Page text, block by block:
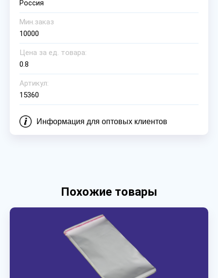
Россия
Мин.заказ
10000
Цена за ед. товара:
0.8
Артикул:
15360
Информация для оптовых клиентов
Похожие товары